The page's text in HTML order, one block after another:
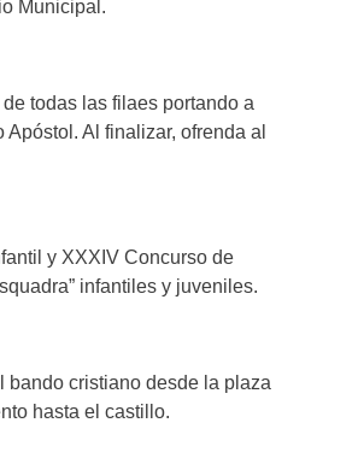
Municipal.
todas las filaes portando a
Apóstol. Al finalizar, ofrenda al
y XXXIV Concurso de
infantiles y juveniles.
bando cristiano desde la plaza
hasta el castillo.